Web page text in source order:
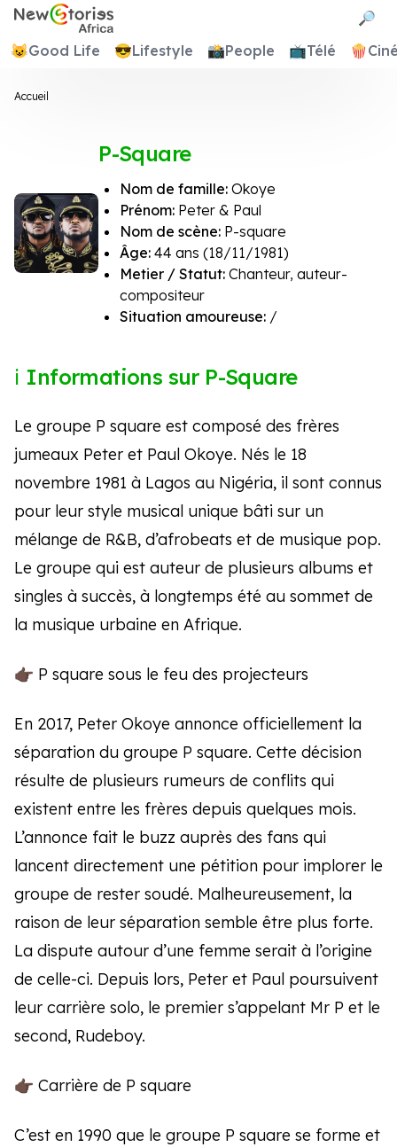
Newstories Africa
🔎
😺Good Life 😎Lifestyle 📸People 📺Télé 🍿
Accueil
P-Square
Nom de famille: Okoye
Prénom: Peter & Paul
Nom de scène: P-square
Âge: 44 ans (18/11/1981)
Metier / Statut: Chanteur, auteur-
compositeur
Situation amoureuse: /
Informations sur P-Square
Le groupe P square est composé des frères
jumeaux Peter et Paul Okoye. Nés le 18
novembre 1981 à Lagos au Nigéria, il sont connus
pour leur style musical unique bâti sur un
mélange de R&B, d’afrobeats et de musique pop.
Le groupe qui est auteur de plusieurs albums et
singles à succès, à longtemps été au sommet de
la musique urbaine en Afrique.
👉🏿 P square sous le feu des projecteurs
En 2017, Peter Okoye annonce officiellement la
séparation du groupe P square. Cette décision
résulte de plusieurs rumeurs de conflits qui
existent entre les frères depuis quelques mois.
L’annonce fait le buzz auprès des fans qui
lancent directement une pétition pour implorer le
groupe de rester soudé. Malheureusement, la
raison de leur séparation semble être plus forte.
La dispute autour d’une femme serait à l’origine
de celle-ci. Depuis lors, Peter et Paul poursuivent
leur carrière solo, le premier s’appelant Mr P et le
second, Rudeboy.
👉🏿 Carrière de P square
C’est en 1990 que le groupe P square se forme et